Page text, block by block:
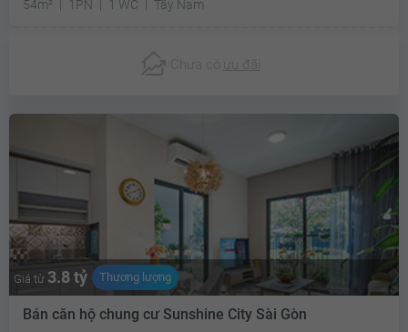
54m²
1PN 1 WC Tây Nam
Chưa có ưu đãi
Giá từ 3.8 tỷ Thương lượng
Bán căn hộ chung cư Sunshine City Sài Gòn